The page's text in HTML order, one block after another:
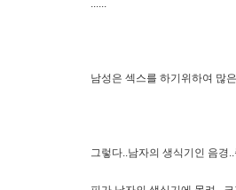
......
남성은 섹스를 하기위하여 많
그렇다..남자의 생식기인 음경